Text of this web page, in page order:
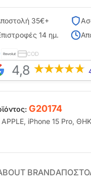
35€+
14 ημ.
COD
4,8
G20174
APPLE, iPhone 15 Pro,
BRAND